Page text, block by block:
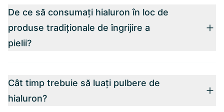
De ce să consumați hialuron în loc de
produse tradiționale de îngrijire a
pielii?
Cât timp trebuie să luați pulbere de
hialuron?